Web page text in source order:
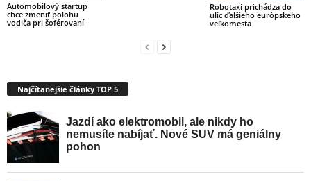
Automobilový startup
chce zmeniť polohu
vodiča pri šoférovaní
Robotaxi prichádza do
ulíc ďalšieho európskeho
veľkomesta
Najčítanejšie články TOP 5